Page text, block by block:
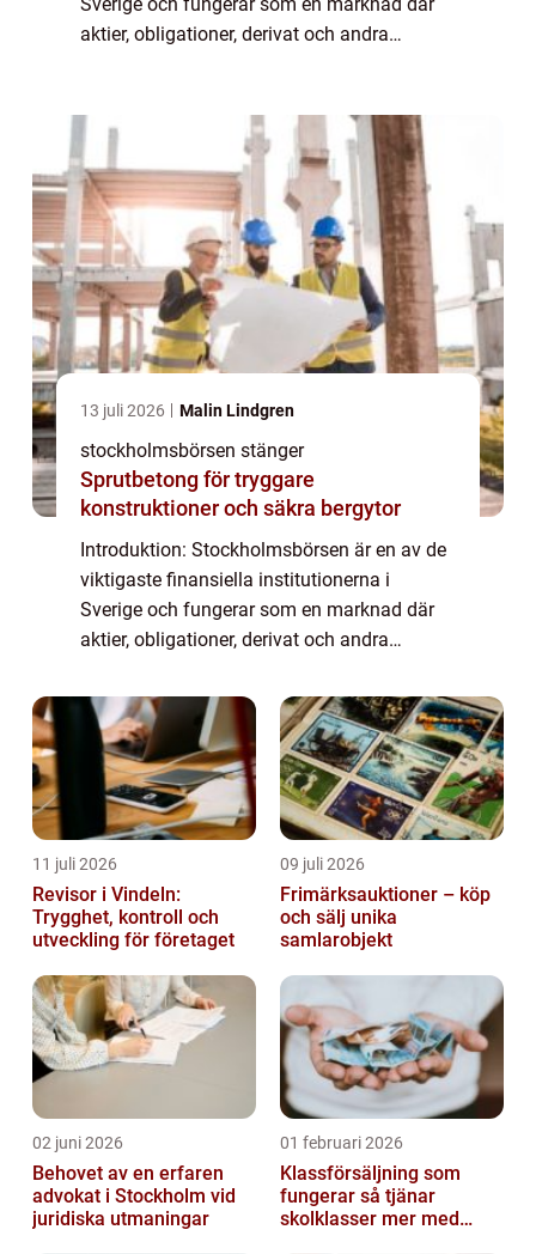
aktier, obligationer, derivat och andra
Stockholm...
13 juli 2026 Malin Lindgren
stockholmsbörsen stänger
Sprutbetong för tryggare
konstruktioner och säkra bergytor
Introduktion: Stockholmsbörsen är en av de
viktigaste finansiella institutionerna i
Sverige och fungerar som en marknad där
aktier, obligationer, derivat och andra
artikel kommer vi att fördjupa oss i
Stockholm...
11 juli 2026
Revisor i Vindeln:
Trygghet, kontroll och
utveckling för företaget
09 juli 2026
Frimärksauktioner – köp
och sälj unika
samlarobjekt
02 juni 2026
Behovet av en erfaren
advokat i Stockholm vid
juridiska utmaningar
01 februari 2026
Klassförsäljning som
fungerar så tjänar
skolklasser mer med